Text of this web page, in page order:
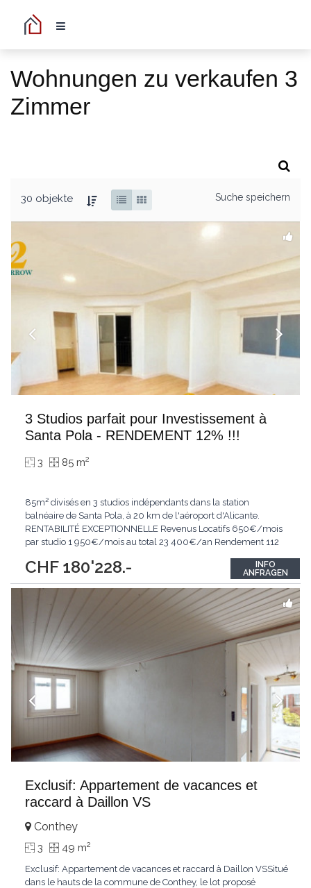
Wohnungen zu verkaufen 3
Zimmer
30 objekte Suche speichern
3 Studios parfait pour Investissement à
Santa Pola - RENDEMENT 12% !!!
CHF 180'228.-
3 85 m2
85m² divisés en 3 studios indépendants dans la station
balnéaire de Santa Pola, à 20 km de l'aéroport d'Alicante.
RENTABILITÉ EXCEPTIONNELLE Revenus Locatifs 650€/mois
par studio 1 950€/mois au total 23 400€/an Rendement 112
studio dispose d'un balcon avec vue mer, un atout majeur pour
la location. 🏠 CARACTÉRISTIQUES État...
INFO
ANFRAGEN
Exclusif: Appartement de vacances et
raccard à Daillon VS
Conthey
3 49 m2
Exclusif: Appartement de vacances et raccard à Daillon VSSitué
dans le hauts de la commune de Conthey, le lot proposé